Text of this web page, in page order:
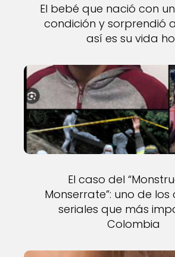
El bebé que nació con
condición y sorprendió
así es su vida
El caso del
Monserrate”: uno de los
seriales que más
Colombia